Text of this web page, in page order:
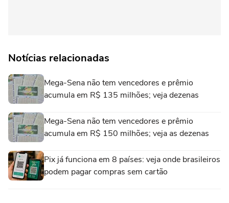
Notícias relacionadas
Mega-Sena não tem vencedores e prêmio
acumula em R$ 135 milhões; veja dezenas
Mega-Sena não tem vencedores e prêmio
acumula em R$ 150 milhões; veja as dezenas
Pix já funciona em 8 países: veja onde brasileiros
podem pagar compras sem cartão